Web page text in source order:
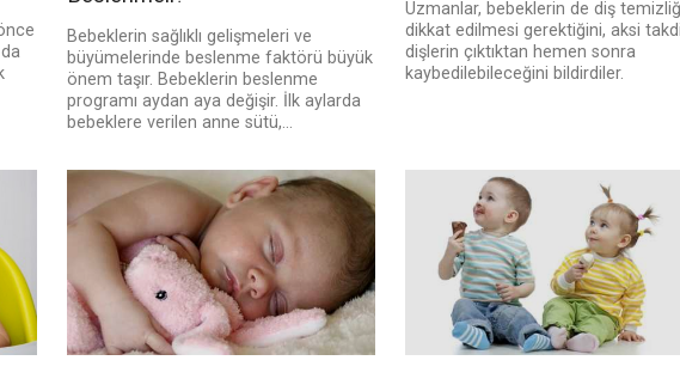
Bebeklerin sağlıklı gelişmeleri ve
büyümelerinde beslenme faktörü büyük
önem taşır. Bebeklerin beslenme
programı aydan aya değişir. İlk aylarda
bebeklere verilen anne sütü,...
Uzmanlar, bebeklerin de diş
dikkat edilmesi gerektiğini, aksi
dişlerin çıktıktan hemen sonra
kaybedilebileceğini bildirdiler.